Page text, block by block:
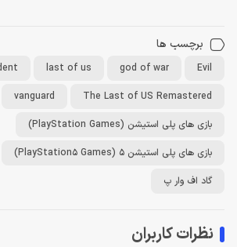
برچسب ها
Evil
god of war
last of us
The Last of US Remastered
vanguard
بازی های پلی استیشن (PlayStation Games)
بازی های پلی استیشن 5 (PlayStation5 Games)
گاد اف وار پ
نظرات کاربران